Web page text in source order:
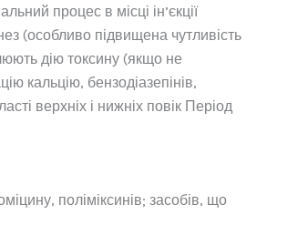
процес в місці ін’єкції
(особливо підвищена чутливість
дію токсину (якщо не
кальцію, бензодіазепінів,
верхніх і нижніх повік Період
поліміксинів; засобів, що